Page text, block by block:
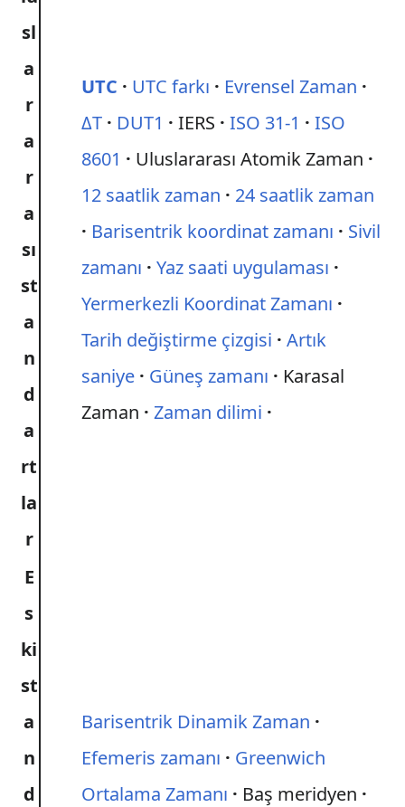
sl
a
r
a
r
a
sı
st
a
n
d
a
rt
la
r
UTC UTC farkı
Evrensel Zaman
ΔT
DUT1 IERS ISO 31-1
ISO
8601
Uluslararası Atomik Zaman
12 saatlik zaman
24 saatlik zaman
Barisentrik koordinat zamanı
Sivil
zamanı
Yaz saati uygulaması
Yermerkezli Koordinat Zamanı
Tarih değiştirme çizgisi
Artık
saniye
Güneş zamanı
Karasal
Zaman
Zaman dilimi
E
s
ki
st
a
n
d
Barisentrik Dinamik Zaman
Efemeris zamanı
Greenwich
Ortalama Zamanı
Baş meridyen